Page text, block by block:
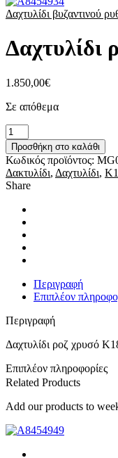
Δαχτυλίδι βυζαντινού
Δαχτυλίδι
1.850,00€
Σε απόθεμα
Δαχτυλίδι
ροζ
χρυσό
Κ18
ποσότητα
Προσθήκη στο καλάθι
Κωδικός προϊόντος:
Δακτυλίδι, Δαχτυλίδι,
Share
Περιγραφή
Επιπλέον
Περιγραφή
Δαχτυλίδι ροζ χρυσό
Επιπλέον πληροφορίες
Related Products
Add our products to